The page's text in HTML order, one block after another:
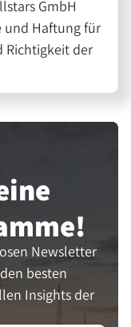
GmbH
und Haftung für
Richtigkeit der
Newsletter
besten
Insights der